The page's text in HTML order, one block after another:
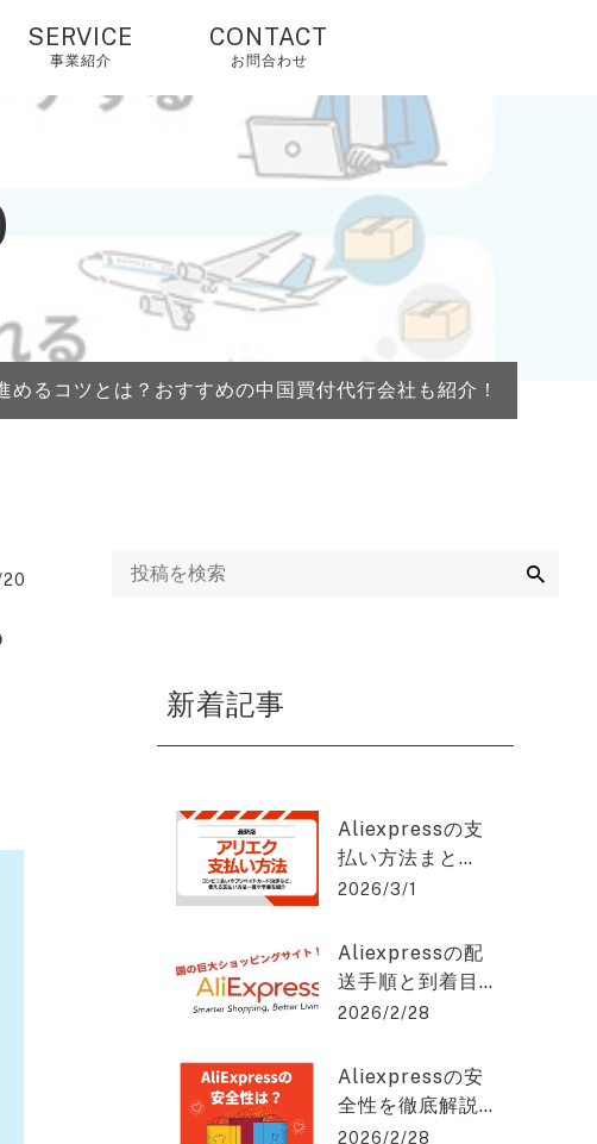
SERVICE
事業紹介
エクスプレス（当社
経由で2%OFF）
中国OEM・OEM代行
ング広告運用・WEB
SEO対策・SEOコン
Chat GPT稼ぎの達人
CONTACT
お問合わせ
るコツとは？おすすめの中国買付代行会社も紹介！
20
新着記事
Aliexpressの支
払い方法まと
め：安全に使う
は？アリエクス
プレスを2%OFF
で購入できる方
2026/3/1
Aliexpressの配
送手順と到着目
安をわかりやす
クスプレスを2%
OFFで購入でき
2026/2/28
Aliexpressの安
全性を徹底解説
｜信頼できる購
2026/2/28